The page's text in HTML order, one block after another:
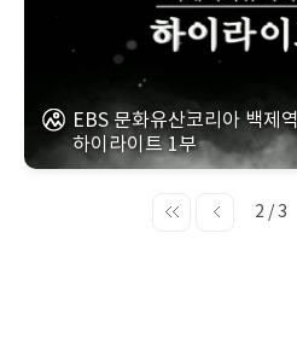
EBS 문화유산코리아 백제
하이라이트 1부
2 / 3